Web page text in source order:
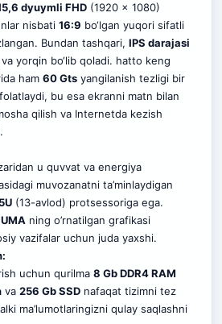
dyuymli FHD (1920 x 1080)
nisbati16:9 bo‘lgan yuqori sifatli
Bundan tashqari,IPS darajasi
yorqin bo‘lib qoladi. hatto keng
ham60 Gts yangilanish tezligi bir
bu esa ekranni matn bilan
qilish va Internetda kezish
u quvvat va energiya
muvozanatni ta’minlaydigan
(13-avlod) protsessoriga ega.
UMA ning o’rnatilgan grafikasi
vazifalar uchun juda yaxshi.
uchun qurilma8 Gb DDR4 RAM
va256 Gb SSD nafaqat tizimni tez
ma’lumotlaringizni qulay saqlashni